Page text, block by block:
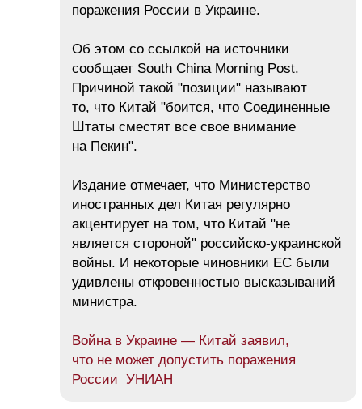
поражения России в Украине.
Об этом со ссылкой на источники
сообщает South China Morning Post.
Причиной такой "позиции" называют
то, что Китай "боится, что Соединенные
Штаты сместят все свое внимание
на Пекин".
Издание отмечает, что Министерство
иностранных дел Китая регулярно
акцентирует на том, что Китай "не
является стороной" российско-украинской
войны. И некоторые чиновники ЕС были
удивлены откровенностью высказываний
министра.
Война в Украине — Китай заявил,
что не может допустить поражения
России УНИАН